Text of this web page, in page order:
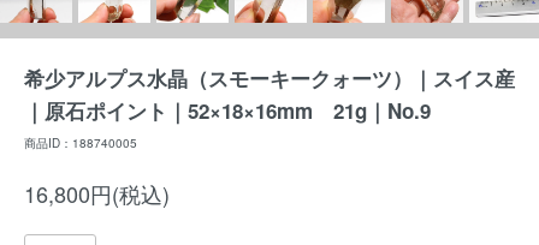
希少アルプス水晶（スモーキークォーツ）｜スイス産
｜原石ポイント｜52×18×16mm 21g｜No.9
商品ID：188740005
16,800円(税込)